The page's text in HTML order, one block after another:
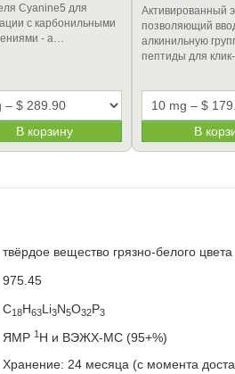
Cyanine5 для
с карбонильными
- а…
В корзину
Активированный
позволяющий
алкинильную
пептиды для
В
твёрдое вещество грязно-белого цвета
975.45
C18H63Li3N5O32P3
ЯМР 1 H и ВЭЖХ-МС (95+%)
Хранение: 24 месяца (с момента